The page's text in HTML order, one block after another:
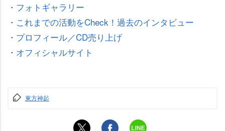
・ フォトギャラリー
・ これまでの活動をCheck！過去のインタビュー
・ プロフィール／CD売り上げ
・ オフィシャルサイト
東方神起